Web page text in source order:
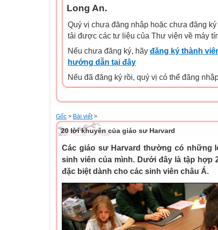
Long An.
Quý vị chưa đăng nhập hoặc chưa đăng
tải được các tư liệu của Thư viện về máy
Nếu chưa đăng ký, hãy đăng ký thành
hướng dẫn tại đây
Nếu đã đăng ký rồi, quý vị có thể đăng
Gốc > Bài viết>
20 lời khuyên của giáo sư Harvard
Các giáo sư Harvard thường có những
sinh viên của mình. Dưới đây là tập hợp
đặc biệt dành cho các sinh viên châu Á.